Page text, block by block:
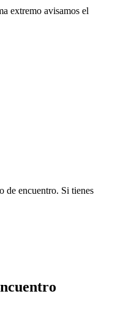
extremo avisamos el
de encuentro. Si tienes